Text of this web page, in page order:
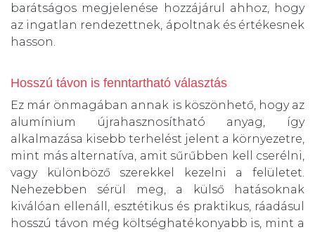
barátságos megjelenése hozzájárul ahhoz, hogy
az ingatlan rendezettnek, ápoltnak és értékesnek
hasson.
Hosszú távon is fenntartható választás
Ez már önmagában annak is köszönhető, hogy az
alumínium újrahasznosítható anyag, így
alkalmazása kisebb terhelést jelent a környezetre,
mint más alternatíva, amit sűrűbben kell cserélni,
vagy különböző szerekkel kezelni a felületet.
Nehezebben sérül meg, a külső hatásoknak
kiválóan ellenáll, esztétikus és praktikus, ráadásul
hosszú távon még költséghatékonyabb is, mint a